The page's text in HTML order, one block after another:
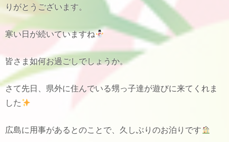
りがとうございます。
寒い日が続いていますね
皆さま如何お過ごしでしょうか。
さて先日、県外に住んでいる甥っ子達が遊びに来てくれま
した
広島に用事があるとのことで、久しぶりのお泊りです